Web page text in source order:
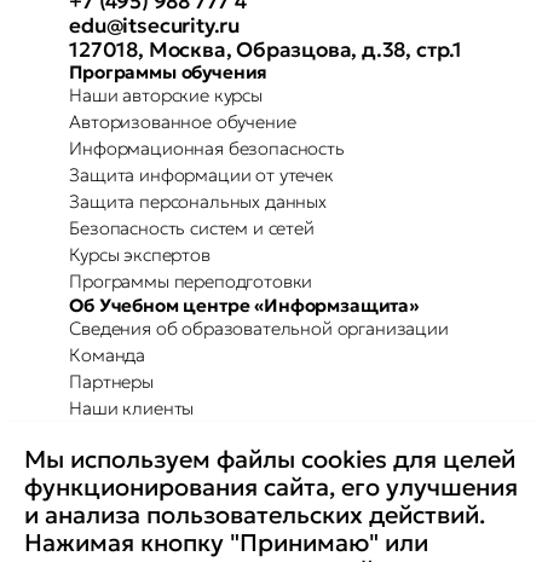
edu@itsecurity.ru
127018, Москва, Образцова, д.38, стр.1
Программы обучения
Наши авторские курсы
Авторизованное обучение
Информационная безопасность
Защита информации от утечек
Защита персональных данных
Безопасность систем и сетей
Курсы экспертов
Программы переподготовки
Об Учебном центре «Информзащита»
Сведения об образовательной организации
Команда
Партнеры
Наши клиенты
Повышение осведомленности
Партнерство с Secure-T
Преимущества для бизнеса
Комплексные программы
Контакты
Медиа
Мы используем файлы cookies для целей
функционирования сайта, его улучшения
и анализа пользовательских действий.
Нажимая кнопку "Принимаю" или